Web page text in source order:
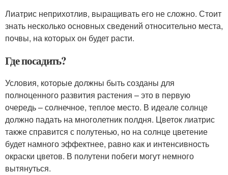
Лиатрис неприхотлив, выращивать его не сложно. Стоит
знать несколько основных сведений относительно места,
почвы, на которых он будет расти.
Где посадить?
Условия, которые должны быть созданы для
полноценного развития растения – это в первую
очередь – солнечное, теплое место. В идеале солнце
должно падать на многолетник полдня. Цветок лиатрис
также справится с полутенью, но на солнце цветение
будет намного эффектнее, равно как и интенсивность
окраски цветов. В полутени побеги могут немного
вытянуться.